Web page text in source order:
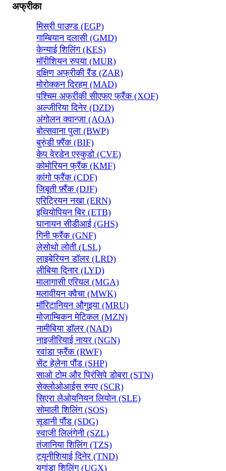
अफ्रीका
मिस्री पाउण्ड (EGP)
गाम्बियान दलासी (GMD)
केन्याई शिलिंग (KES)
मॉरीशियन रुपया (MUR)
दक्षिण अफ्रीकी रैंड (ZAR)
मोरोक्कन दिरहम (MAD)
पश्चिम अफ्रीकी सीएफए फ्रैंक (XOF)
अल्जीरिया दिनेर (DZD)
अंगोलन क्वान्ज़ा (AOA)
बोत्सवाना पुला (BWP)
बुरुंडी फ़्रैंक (BIF)
केप वेरडेन एस्कुडो (CVE)
कोमोरियन फ्रैंक (KMF)
कांगो फ्रैंक (CDF)
जिबूती फ़्रैंक (DJF)
एरिट्रियन नखा (ERN)
इथियोपियन बिर (ETB)
घानायन सीडीआई (GHS)
गिनी फ्रैंक (GNF)
लेसोथो लोती (LSL)
लाइबेरियन डॉलर (LRD)
लीबिया दिनार (LYD)
मालागासी एरियल (MGA)
मलावीयन क्वैचा (MWK)
मॉरिटानियन औगुइया (MRU)
मोज़ाम्बिकन मेटिकल (MZN)
नामीबिया डॉलर (NAD)
नाइजीरियाई नायर (NGN)
रवांडा फ्रैंक (RWF)
सेंट हेलेना पौंड (SHP)
साओ टोम और प्रिंसिपे डोबरा (STN)
सेक्लोओआईस रुपए (SCR)
सिएरा लेओयनियन लियोन (SLE)
सोमाली शिलिंग (SOS)
सूडानी पौंड (SDG)
स्वाजी लिलंगेनी (SZL)
तंजानिया शिलिंग (TZS)
ट्यूनीशियाई दिनेर (TND)
युगांडा शिलिंग (UGX)